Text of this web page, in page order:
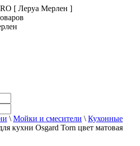
[ Леруа Мерлен ]
\ Мойки и смесители \ Кухонные
кухни Osgard Torn цвет матовая